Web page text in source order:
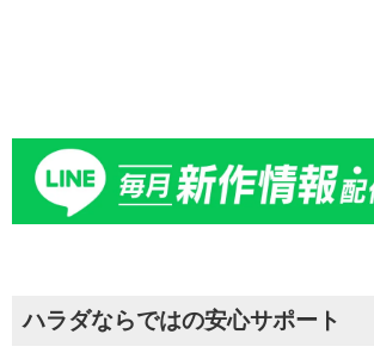
ハラダならではの安心サポート